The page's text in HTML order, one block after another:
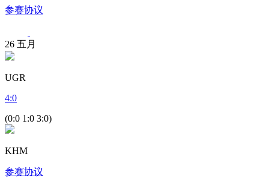
参赛协议
26 五月
UGR
4:0
(0:0 1:0 3:0)
KHM
参赛协议